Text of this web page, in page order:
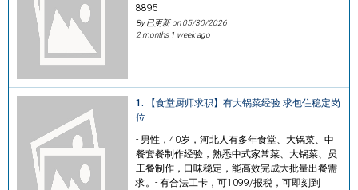
8895
By 已更新 on05/30/2026
2 months 1 week ago
1. 【食堂厨师求职】有大锅菜经验 求包住稳定岗
位
- 男性，40岁，河北人有多年食堂、大锅菜、中
餐套餐制作经验，熟悉中式家常菜、大锅菜、员
工餐制作，口味稳定，能高效完成大批量出餐需
求。- 有合法工卡，可1099/报税，可即刻到